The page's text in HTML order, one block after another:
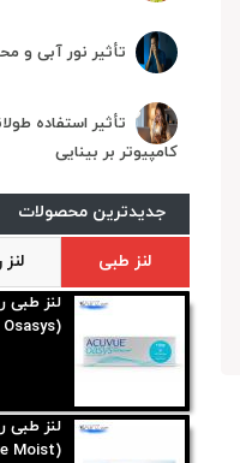
تأثیر نور آبی و
تأثیر استفاده
کامپیوتر بر بینایی
جدیدترین محصولات
لنز طبی
لنز طبی
(Acuvue Osasys)
لنز طبی
(Acuvue Moist)